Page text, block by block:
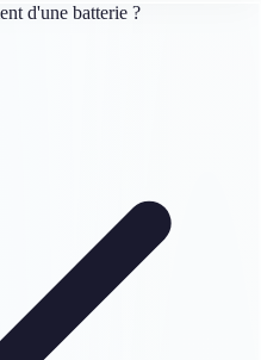
d'une batterie ?